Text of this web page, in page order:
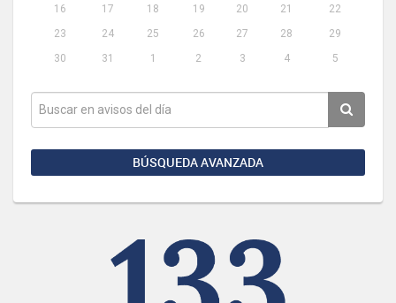
16
17 18 19 20 21
22
23
24 25 26 27 28
29
30
31 1 2 3 4 5
BÚSQUEDA AVANZADA